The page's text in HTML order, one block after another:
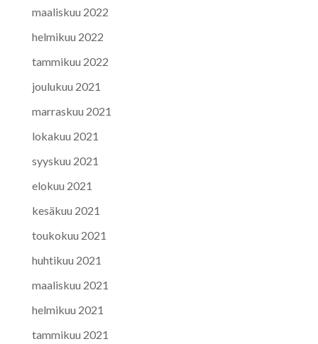
maaliskuu 2022
helmikuu 2022
tammikuu 2022
joulukuu 2021
marraskuu 2021
lokakuu 2021
syyskuu 2021
elokuu 2021
kesäkuu 2021
toukokuu 2021
huhtikuu 2021
maaliskuu 2021
helmikuu 2021
tammikuu 2021